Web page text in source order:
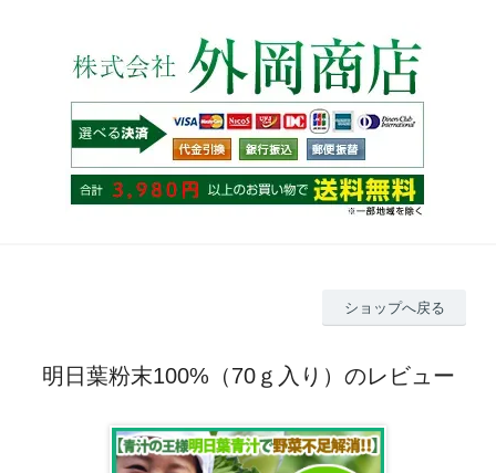
ショップへ戻る
明日葉粉末100%（70ｇ入り）のレビュー